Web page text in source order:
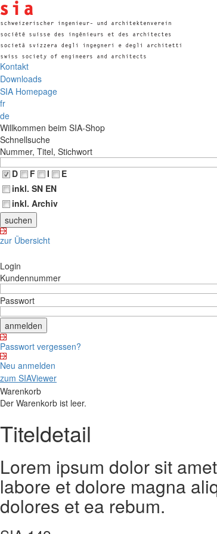
Kontakt
Downloads
SIA Homepage
fr
de
Willkommen beim SIA-Shop
Schnellsuche
Nummer, Titel, Stichwort
D
F I
E
inkl. SN EN
inkl. Archiv
zur Übersicht
Login
Kundennummer
Passwort
Passwort vergessen?
Neu anmelden
zum SIAViewer
Warenkorb
Der Warenkorb ist leer.
Titeldetail
Lorem ipsum dolor sit
labore et dolore magna
dolores et ea rebum.